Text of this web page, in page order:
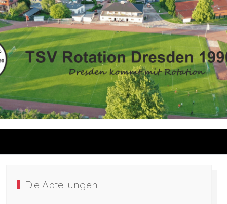
Mobile Menu Toggle
Die Abteilungen